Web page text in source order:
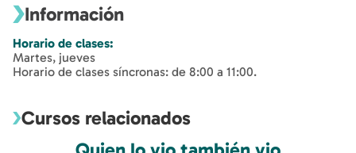
Información
Horario de clases:
Martes, jueves
Horario de clases síncronas: de 8:00 a 11:00.
Cursos relacionados